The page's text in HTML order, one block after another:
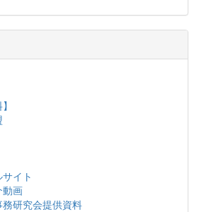
イト
動画
研究会提供資料